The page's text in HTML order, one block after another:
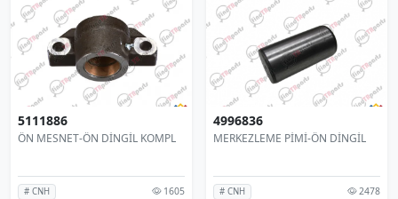
5111886
ÖN MESNET-ÖN DİNGİL KOMPL
# CNH 1605
4996836
MERKEZLEME PİMİ-ÖN DİNGİL
# CNH 2478